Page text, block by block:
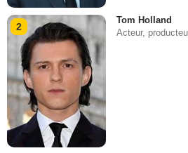
2
Tom Holland
Acteur,